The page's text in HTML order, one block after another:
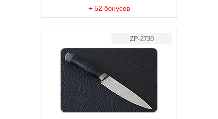
+ 52 бонусов
ZP-2730